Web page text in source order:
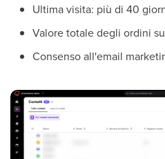
Ultima visita: più di 40
Valore totale degli ordini
Consenso all'email